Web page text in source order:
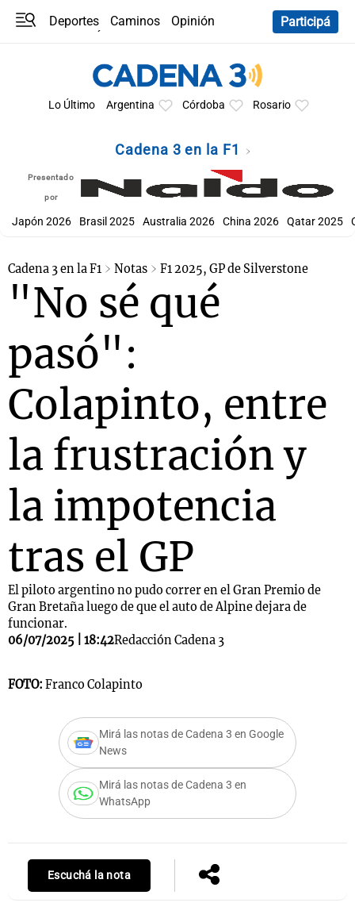
Deportes Caminos
Opinión
Participá
Lo Último Argentina Córdoba Rosario
Cadena 3 en la F1
Presentado
por
Japón 2026 Brasil 2025 Australia 2026 China 2026 Qatar 2025
Cadena 3 en la F1 Notas F1 2025, GP de Silverstone
"No sé qué
pasó":
Colapinto, entre
la frustración y
la impotencia
tras el GP
El piloto argentino no pudo correr en el Gran Premio de
Gran Bretaña luego de que el auto de Alpine dejara de
funcionar.
06/07/2025 | 18:42Redacción Cadena 3
FOTO: Franco Colapinto
Mirá las notas de Cadena 3 en Google
News
Mirá las notas de Cadena 3 en
WhatsApp
Escuchá la nota
Notas
La Sole en